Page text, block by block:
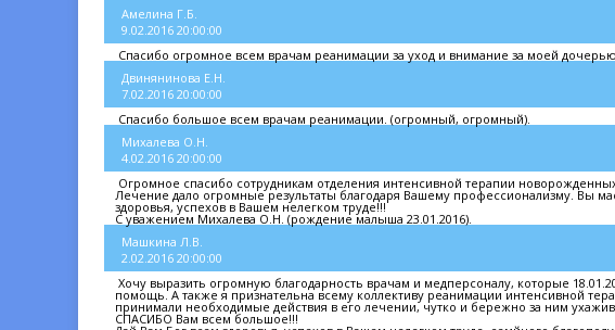
Амелина Г.Б.
9.02.2016 20:00:00
Спасибо огромное всем врачам реанимации за уход и внимание за моей
Двинянинова Е.Н.
7.02.2016 20:00:00
Спасибо большое всем врачам реанимации. (огромный, огромный).
Михалева О.Н.
4.02.2016 20:00:00
Огромное спасибо сотрудникам отделения интенсивной терапии
Лечение дало огромные результаты благодаря Вашему профессионализму. Вы
здоровья, успехов в Вашем нелегком труде!!!
С уважением Михалева О.Н. (рождение малыша 23.01.2016).
Машкина Л.В.
2.02.2016 20:00:00
Хочу выразить огромную благодарность врачам и медперсоналу, которые
помощь. А также я признательна всему коллективу реанимации интенсивной
принимали необходимые действия в его лечении, чутко и бережно за ним
СПАСИБО Вам всем большое!!!